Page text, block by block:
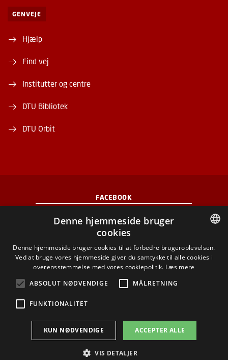
GENVEJE
Hjælp
Find vej
Institutter og centre
DTU Bibliotek
DTU Orbit
FACEBOOK
INSTAGRAM
LINKEDIN
Brug af personoplysninger
Cookieoversigt
Tilgængelighedserklæring
DANISH
Denne hjemmeside bruger
cookies
Denne hjemmeside bruger cookies til at forbedre brugeroplevelsen.
Ved at bruge vores hjemmeside giver du samtykke til alle cookies i
overensstemmelse med vores cookiepolitik. Læs mere
ABSOLUT NØDVENDIGE
MÅLRETNING
FUNKTIONALITET
ACCEPTER ALLE
KUN NØDVENDIGE
VIS DETALJER